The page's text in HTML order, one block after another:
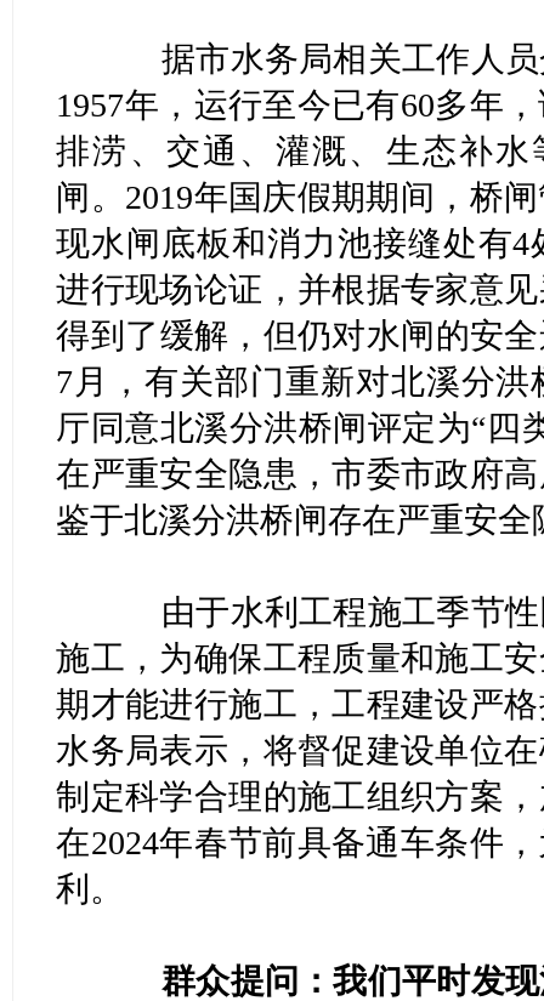
据市水务局相关工作人员
1957年，运行至今已有60多年
排涝、交通、灌溉、生态补
闸。2019年国庆假期期间，桥
现水闸底板和消力池接缝处有
进行现场论证，并根据专家意
得到了缓解，但仍对水闸的安
7月，有关部门重新对北溪分
厅同意北溪分洪桥闸评定为“四
在严重安全隐患，市委市政府
鉴于北溪分洪桥闸存在严重安
由于水利工程施工季节性
施工，为确保工程质量和施工
期才能进行施工，工程建设严
水务局表示，将督促建设单位
制定科学合理的施工组织方案
在2024年春节前具备通车条件
利。
群众提问：我们平时发